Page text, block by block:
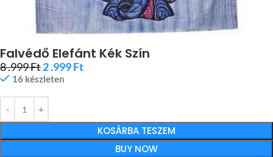
Falvédő Elefánt Kék Szín
8 .999Ft2 .999Ft
16 készleten
KOSÁRBA TESZEM
BUY NOW